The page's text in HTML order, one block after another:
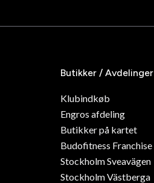
Butikker / Avdelinger
Klubindkøb
Engros afdeling
Butikker på kartet
Budofitness Franchise
Stockholm Sveavägen
Stockholm Västberga